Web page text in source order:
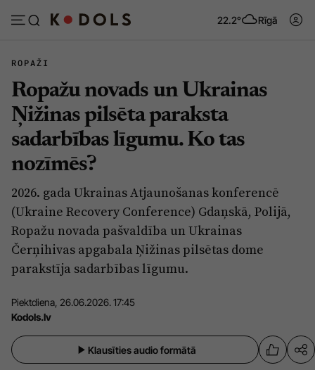
22.2° Rīgā
Abonēt Pieslēgties
Ziņas
Politika
Pašvaldības
Izglītība
Veselība
Ģimene
Vide
Drošība
Tēmas
Dzīve un ticība
Ekonomika
Krimināli
ROPAŽI
Ropažu novads un Ukrainas
Ņižinas pilsēta paraksta
sadarbības līgumu. Ko tas
nozīmēs?
2026. gada Ukrainas Atjaunošanas konferencē
(Ukraine Recovery Conference) Gdaņskā, Polijā,
Ropažu novada pašvaldība un Ukrainas
Čerņihivas apgabala Ņižinas pilsētas dome
parakstīja sadarbības līgumu.
Piektdiena, 26.06.2026. 17:45
Kodols.lv
Klausīties audio formātā